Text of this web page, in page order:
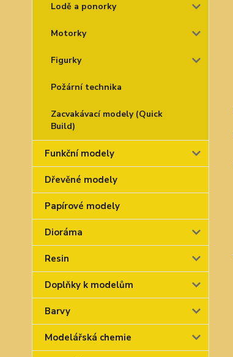
Lodě a ponorky
Motorky
Figurky
Požární technika
Zacvakávací modely (Quick
Build)
Funkční modely
Dřevěné modely
Papírové modely
Dioráma
Resin
Doplňky k modelům
Barvy
Modelářská chemie